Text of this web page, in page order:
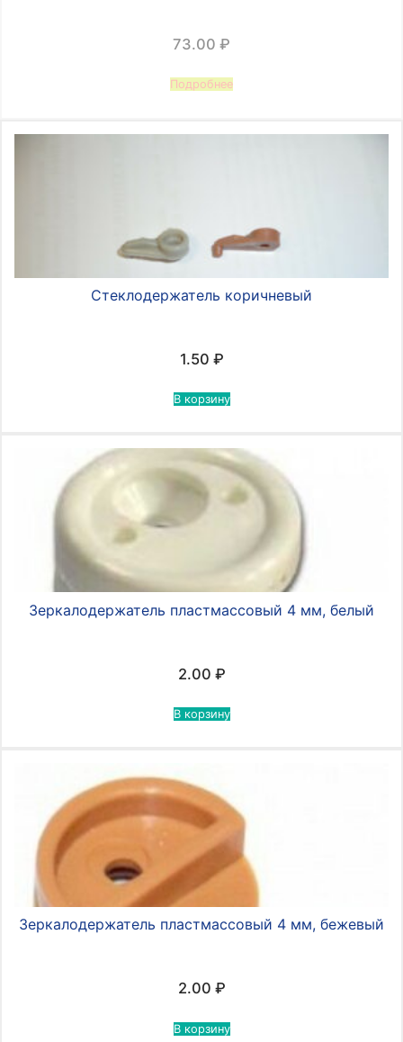
73.00 ₽
Подробнее
Стеклодержатель коричневый
1.50 ₽
В корзину
Зеркалодержатель пластмассовый 4 мм, белый
2.00 ₽
В корзину
Зеркалодержатель пластмассовый 4 мм, бежевый
2.00 ₽
В корзину